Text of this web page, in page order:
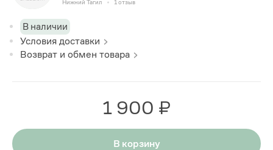
Нижний Тагил 1 отзыв
В наличии
Условия доставки
Возврат и обмен товара
1 900 ₽
В корзину